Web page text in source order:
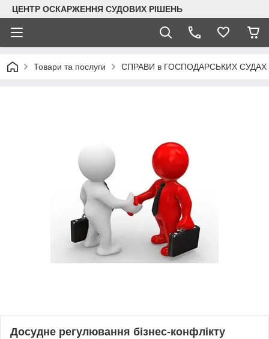
ЦЕНТР ОСКАРЖЕННЯ СУДОВИХ РІШЕНЬ
Товари та послуги СПРАВИ в ГОСПОДАРСЬКИХ СУДАХ |
Досудне регулювання бізнес-конфлікту